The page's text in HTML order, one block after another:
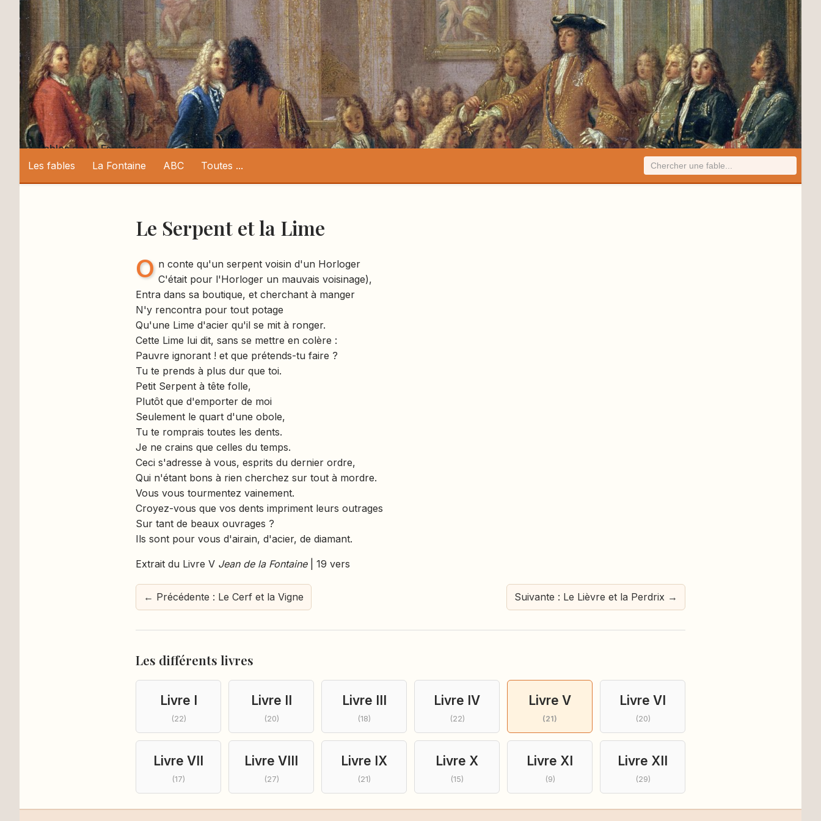
Les fables de La Fontaine
Les fables
La Fontaine ABC Toutes ...
Le Serpent et la Lime
O n conte qu'un serpent voisin d'un Horloger
C'était pour l'Horloger un mauvais voisinage),
Entra dans sa boutique, et cherchant à manger
N'y rencontra pour tout potage
Qu'une Lime d'acier qu'il se mit à ronger.
Cette Lime lui dit, sans se mettre en colère :
Pauvre ignorant ! et que prétends-tu faire ?
Tu te prends à plus dur que toi.
Petit Serpent à tête folle,
Plutôt que d'emporter de moi
Seulement le quart d'une obole,
Tu te romprais toutes les dents.
Je ne crains que celles du temps.
Ceci s'adresse à vous, esprits du dernier ordre,
Qui n'étant bons à rien cherchez sur tout à mordre.
Vous vous tourmentez vainement.
Croyez-vous que vos dents impriment leurs outrages
Sur tant de beaux ouvrages ?
Ils sont pour vous d'airain, d'acier, de diamant.
Extrait du Livre V Jean de la Fontaine| 19 vers
← Précédente : Le Cerf et la Vigne Suivante : Le Lièvre et la Perdrix →
Les différents livres
Livre I
(22)
Livre II
(20)
Livre III
(18)
Livre IV
(22)
Livre V
(21)
Livre VI
(20)
Livre VII
(17)
Livre VIII
(27)
Livre IX
(21)
Livre X
(15)
Livre XI
(9)
Livre XII
(29)